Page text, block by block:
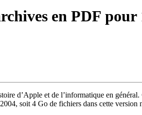
en PDF pour
d’Apple et de l’informatique en
soit 4 Go de fichiers dans cette version